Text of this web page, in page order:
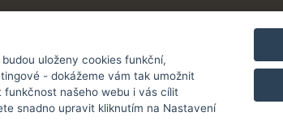
uloženy cookies funkční,
- dokážeme vám tak umožnit
funkčnost našeho webu i vás cílit
snadno upravit kliknutím na Nastavení